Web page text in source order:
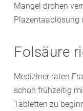
Mangel drohen
Plazentaablösung
Folsäure
Mediziner raten
schon frühzeitig
Tabletten zu